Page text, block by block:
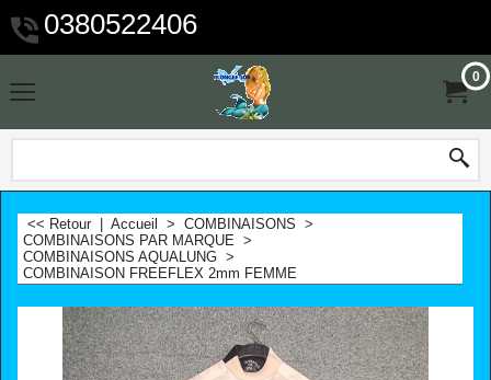
0380522406
0
<< Retour Accueil > COMBINAISONS >
COMBINAISONS PAR MARQUE >
COMBINAISONS AQUALUNG >
COMBINAISON FREEFLEX 2mm FEMME